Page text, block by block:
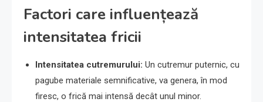
Factori care influențează
intensitatea fricii
Intensitatea cutremurului: Un cutremur puternic, cu
pagube materiale semnificative, va genera, în mod
firesc, o frică mai intensă decât unul minor.